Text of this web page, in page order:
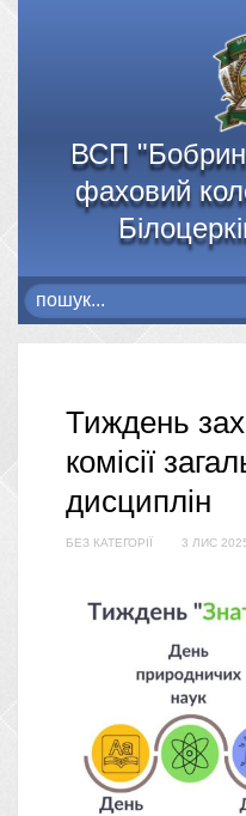
ВСП
фаховий
Тиждень
комісії
дисциплін
БЕЗ КАТЕГОРІЇ 3 ЛИС